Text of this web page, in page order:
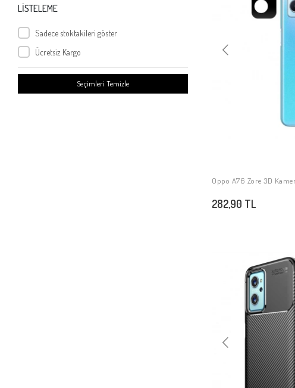
Oppo Reno 5 5G
Oppo A73
Oppo AX7
Oppo RX17 Neo
LİSTELEME
Sadece stoktakileri göster
Ücretsiz Kargo
Seçimleri Temizle
Oppo A76 Zore 3D
282,90 TL